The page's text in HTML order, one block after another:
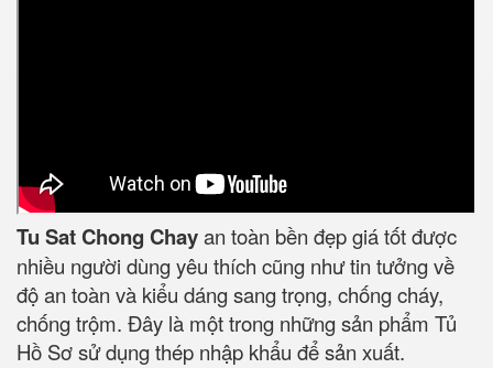
Tu Sat Chong Chayan toàn bền đẹp giá tốt được
nhiều người dùng yêu thích cũng như tin tưởng về
độ an toàn và kiểu dáng sang trọng, chống cháy,
chống trộm. Đây là một trong những sản phẩm Tủ
Hồ Sơ sử dụng thép nhập khẩu để sản xuất.